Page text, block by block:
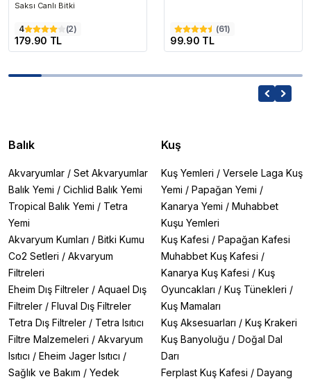
Saksı Canlı Bitki
4 (2)
179.90 TL
(61)
99.90 TL
Balık
Akvaryumlar / Set Akvaryumlar
Balık Yemi / Cichlid Balık Yemi
Tropical Balık Yemi / Tetra
Yemi
Akvaryum Kumları / Bitki Kumu
Co2 Setleri / Akvaryum
Filtreleri
Eheim Dış Filtreler / Aquael Dış
Filtreler / Fluval Dış Filtreler
Tetra Dış Filtreler / Tetra Isıtıcı
Filtre Malzemeleri / Akvaryum
Isıtıcı / Eheim Jager Isıtıcı /
Sağlık ve Bakım / Yedek
Kuş
Kuş Yemleri / Versele Laga Kuş
Yemi / Papağan Yemi /
Kanarya Yemi / Muhabbet
Kuşu Yemleri
Kuş Kafesi / Papağan Kafesi
Muhabbet Kuş Kafesi /
Kanarya Kuş Kafesi / Kuş
Oyuncakları / Kuş Tünekleri /
Kuş Mamaları
Kuş Aksesuarları / Kuş Krakeri
Kuş Banyoluğu / Doğal Dal
Darı
Ferplast Kuş Kafesi / Dayang